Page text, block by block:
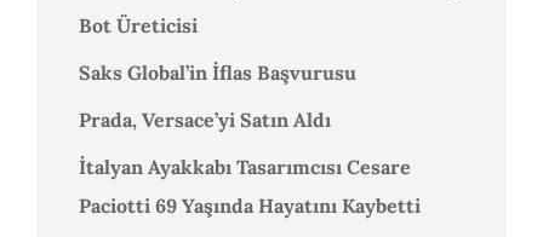
Bot Üreticisi
Saks Global’in İflas Başvurusu
Prada, Versace’yi Satın Aldı
İtalyan Ayakkabı Tasarımcısı Cesare
Paciotti 69 Yaşında Hayatını Kaybetti